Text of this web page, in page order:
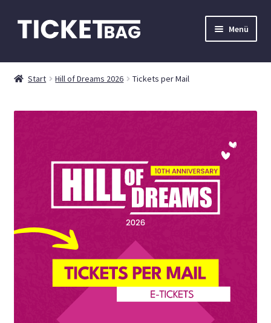
Zur
Navigation
Zum
Inhalt
Menü
Events
Start Hill of Dreams 2026 Tickets per Mail